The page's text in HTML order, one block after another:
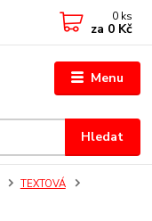
Menu
Hledat
0 ks
za 0 Kč
TEXTOVÁ